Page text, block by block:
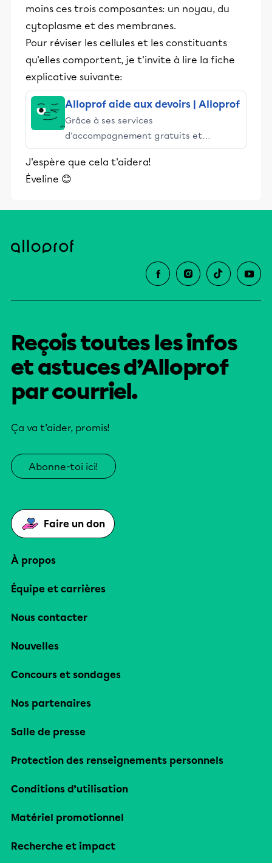
moins ces trois composantes: un noyau, du
cytoplasme et des membranes.
Pour réviser les cellules et les constituants
qu'elles comportent, je t'invite à lire la fiche
explicative suivante:
Alloprof aide aux devoirs | Alloprof
Grâce à ses services
d’accompagnement gratuits et
stimulants, Alloprof engage les élèves
et leurs parents dans la réussite
éducative.
J'espère que cela t'aidera!
Éveline 😊
Reçois toutes les infos
et astuces d’Alloprof
par courriel.
Ça va t’aider, promis!
Abonne-toi ici!
Faire un don
À propos
Équipe et carrières
Nous contacter
Nouvelles
Concours et sondages
Nos partenaires
Salle de presse
Protection des renseignements personnels
Conditions d’utilisation
Matériel promotionnel
Recherche et impact